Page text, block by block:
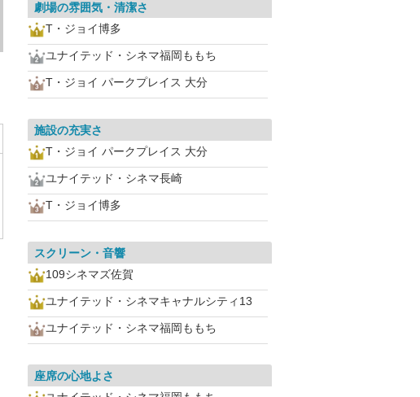
劇場の雰囲気・清潔さ
T・ジョイ博多
ユナイテッド・シネマ福岡ももち
T・ジョイ パークプレイス 大分
施設の充実さ
T・ジョイ パークプレイス 大分
ユナイテッド・シネマ長崎
T・ジョイ博多
スクリーン・音響
109シネマズ佐賀
ユナイテッド・シネマキャナルシティ13
ユナイテッド・シネマ福岡ももち
座席の心地よさ